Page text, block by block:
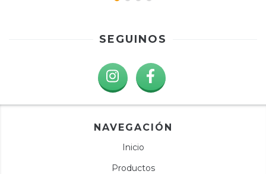
SEGUINOS
NAVEGACIÓN
Inicio
Productos